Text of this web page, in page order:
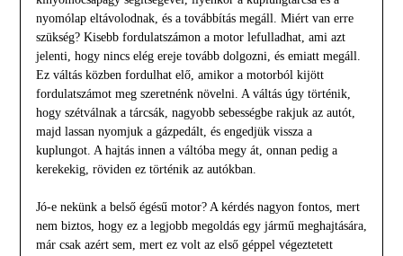
nyomólap eltávolodnak, és a továbbítás megáll. Miért van erre
szükség? Kisebb fordulatszámon a motor lefulladhat, ami azt
jelenti, hogy nincs elég ereje tovább dolgozni, és emiatt megáll.
Ez váltás közben fordulhat elő, amikor a motorból kijött
fordulatszámot meg szeretnénk növelni. A váltás úgy történik,
hogy szétválnak a tárcsák, nagyobb sebességbe rakjuk az autót,
majd lassan nyomjuk a gázpedált, és engedjük vissza a
kuplungot. A hajtás innen a váltóba megy át, onnan pedig a
kerekekig, röviden ez történik az autókban.
Jó-e nekünk a belső égésű motor? A kérdés nagyon fontos, mert
nem biztos, hogy ez a legjobb megoldás egy jármű meghajtására,
már csak azért sem, mert ez volt az első géppel végeztetett